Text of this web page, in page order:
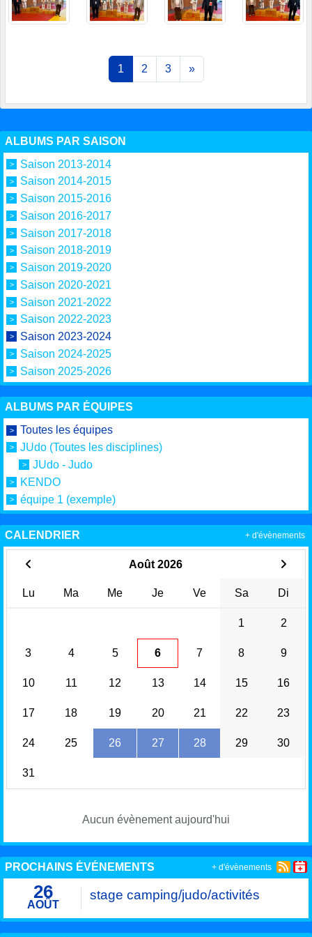
1 2 3 »
ALBUMS PAR SAISON
Saison 2013-2014
Saison 2014-2015
Saison 2015-2016
Saison 2016-2017
Saison 2017-2018
Saison 2018-2019
Saison 2019-2020
Saison 2020-2021
Saison 2021-2022
Saison 2022-2023
Saison 2023-2024
Saison 2024-2025
Saison 2025-2026
ALBUMS PAR ÉQUIPES
Toutes les équipes
JUdo (Toutes les disciplines)
JUdo - Judo
KENDO
équipe 1 (exemple)
CALENDRIER
Août 2026
Lu Ma Me Je Ve Sa Di
1 2
3 4 5 6 7 8 9
10 11 12 13 14 15 16
17 18 19 20 21 22 23
24 25 26 27 28 29 30
31
Aucun évènement aujourd'hui
+ d'évènements
PROCHAINS ÉVÉNEMENTS
26
AOÛT
stage camping/judo/activités
+ d'évènements